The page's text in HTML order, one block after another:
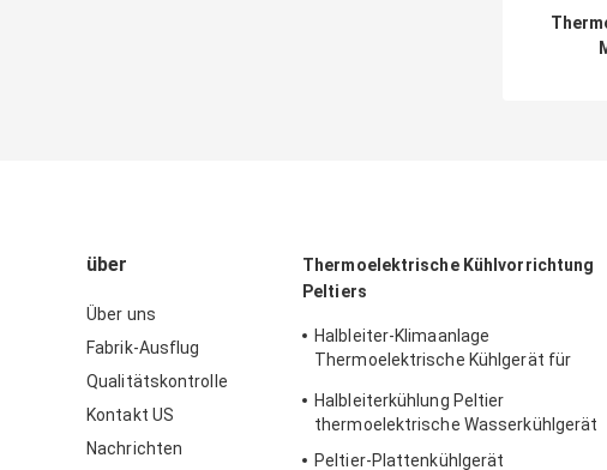
über
Über uns
Fabrik-Ausflug
Qualitätskontrolle
Kontakt US
Nachrichten
Thermoelektrische Kühlvorrichtung
Peltiers
Halbleiter-Klimaanlage
Thermoelektrische Kühlgerät für
Halbleiterkühlung Peltier
thermoelektrische Wasserkühlgerät
Peltier-Plattenkühlgerät